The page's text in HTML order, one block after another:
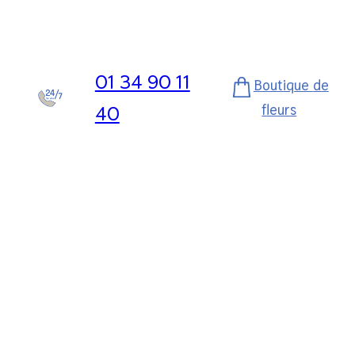
01 34 90 11
40
Boutique de
fleurs